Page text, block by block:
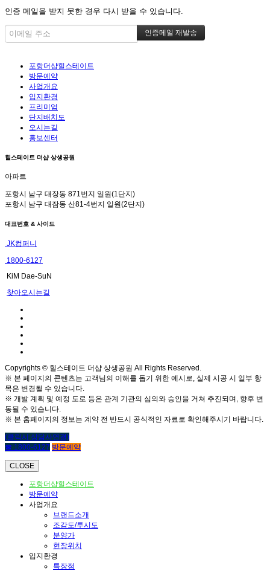
인증 메일을 받지 못한 경우 다시 받을 수 있습니다.
포항더샵힐스테이트
방문예약
사업개요
입지환경
프리미엄
단지배치도
오시는길
홍보센터
힐스테이트 더샵 상생공원
아파트
포항시 남구 대장동 871번지 일원(1단지)
포항시 남구 대잠동 산81-4번지 일원(2단지)
대표번호 & 사이드
JK컴퍼니
1800-6127
KiM Dae-SuN
찾아오시는길
Copyrights © 힐스테이트 더샵 상생공원 All Rights Reserved.
※ 본 페이지의 콘텐츠는 고객님의 이해를 돕기 위한 예시로, 실제 시공 시 일부 항
목은 변경될 수 있습니다.
※ 개발 계획 및 예정 도로 등은 관계 기관의 심의와 승인을 거쳐 추진되며, 향후 변
동될 수 있습니다.
※ 본 홈페이지의 정보는 계약 전 반드시 공식적인 자료로 확인해주시기 바랍니다.
(클릭시 상담사연결)
☎ 1800-6127 방문예약
CLOSE
포항더샵힐스테이트
방문예약
사업개요
브랜드소개
조감도/투시도
분양가
현장위치
입지환경
특장점